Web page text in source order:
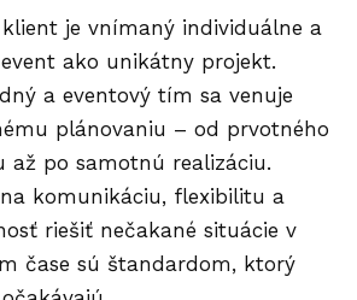
klient je vnímaný individuálne a
ako unikátny projekt.
a eventový tím sa venuje
plánovaniu – od prvotného
až po samotnú realizáciu.
komunikáciu, flexibilitu a
riešiť nečakané situácie v
čase sú štandardom, ktorý